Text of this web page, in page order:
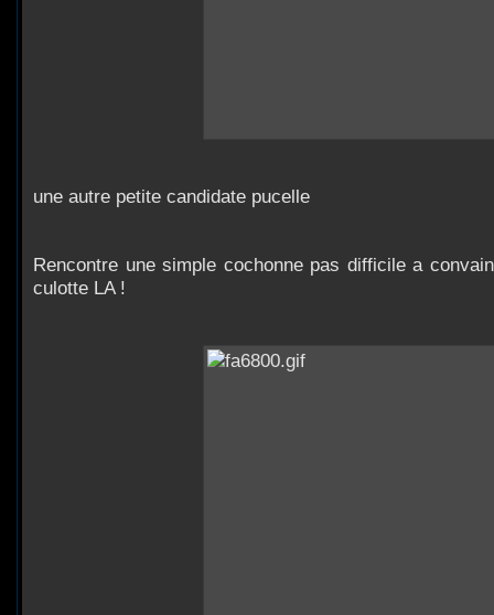
une autre petite candidate pucelle
Rencontre une simple cochonne pas difficile a
culotte LA !